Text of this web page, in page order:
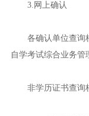
3.网上确认
各确认单位查询核
自学考试综合业务管
非学历证书查询